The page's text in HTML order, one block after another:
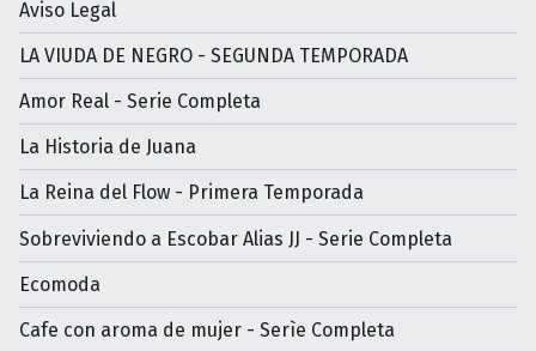
Aviso Legal
LA VIUDA DE NEGRO - SEGUNDA TEMPORADA
Amor Real - Serie Completa
La Historia de Juana
La Reina del Flow - Primera Temporada
Sobreviviendo a Escobar Alias JJ - Serie Completa
Ecomoda
Cafe con aroma de mujer - Serìe Completa